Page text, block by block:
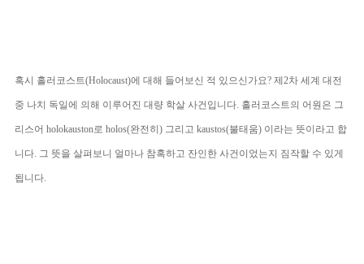
혹시 홀러코스트(Holocaust)에 대해 들어보신 적 있으신가요? 제2차 세계 대전
중 나치 독일에 의해 이루어진 대량 학살 사건입니다. 홀러코스트의 어원은 그
리스어 holokauston로 holos(완전히) 그리고 kaustos(불태움) 이라는 뜻이라고 합
니다. 그 뜻을 살펴보니 얼마나 참혹하고 잔인한 사건이었는지 짐작할 수 있게
됩니다.